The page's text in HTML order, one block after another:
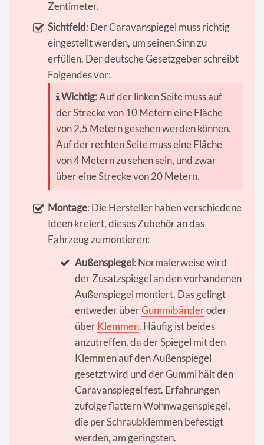
Zentimeter.
Sichtfeld: Der Caravanspiegel muss richtig
eingestellt werden, um seinen Sinn zu
erfüllen. Der deutsche Gesetzgeber schreibt
Folgendes vor:
Wichtig:Auf der linken Seite muss auf
der Strecke von 10 Metern eine Fläche
von 2,5 Metern gesehen werden können.
Auf der rechten Seite muss eine Fläche
von 4 Metern zu sehen sein, und zwar
über eine Strecke von 20 Metern.
Montage: Die Hersteller haben verschiedene
Ideen kreiert, dieses Zubehör an das
Fahrzeug zu montieren:
Außenspiegel: Normalerweise wird
der Zusatzspiegel an den vorhandenen
Außenspiegel montiert. Das gelingt
entweder überGummibänderoder
überKlemmen. Häufig ist beides
anzutreffen, da der Spiegel mit den
Klemmen auf den Außenspiegel
gesetzt wird und der Gummi hält den
Caravanspiegel fest. Erfahrungen
zufolge flattern Wohnwagenspiegel,
die per Schraubklemmen befestigt
werden, am geringsten.